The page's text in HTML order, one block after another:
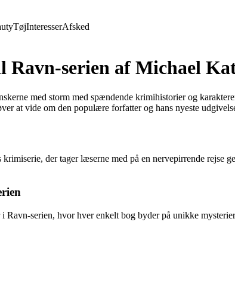
TøjInteresserAfsked
Ravn-serien af Michael
med storm med spændende krimihistorier og
at vide om den populære forfatter og hans nyeste
der tager læserne med på en nervepirrende
serien, hvor hver enkelt bog byder på unikke